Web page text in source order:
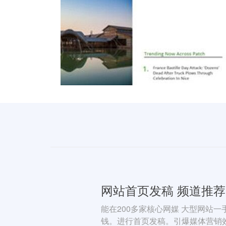
网站首页发稿 频道推荐
能在200多家核心网媒 大型网站一
钱。进行首页发稿。引爆媒体营销